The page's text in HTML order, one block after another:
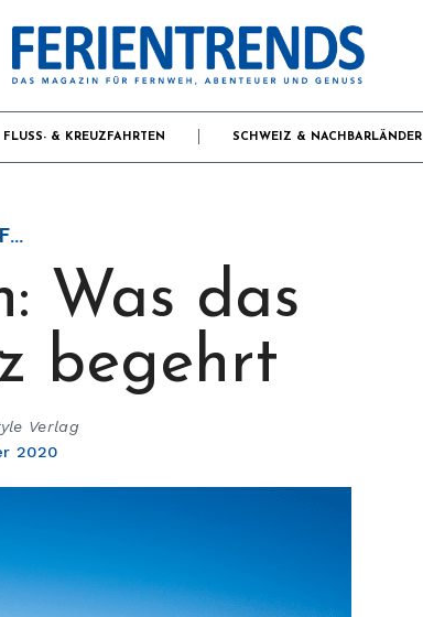
FLUSS- & KREUZFAHRTEN SCHWEIZ & NACHBARLÄNDER
Was das
begehrt
Verlag
2020